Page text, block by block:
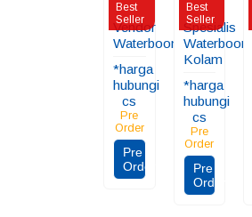
Best
Seller
Vendor
Waterboom
*harga
hubungi
cs
Pre
Order
Pre
Order
Best
Seller
Spesialis
Waterboom
Kolam
*harga
hubungi
cs
Pre
Order
Pre
Order